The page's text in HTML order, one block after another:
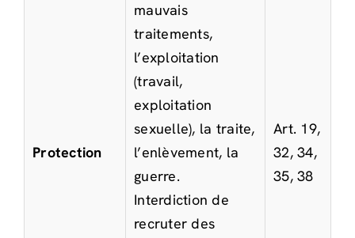
Protection
mauvais
traitements,
l’exploitation
(travail,
exploitation
sexuelle), la traite,
l’enlèvement, la
guerre.
Interdiction de
recruter des
Art. 19,
32, 34,
35, 38